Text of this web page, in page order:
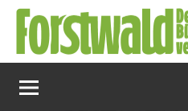
Zum
Inhalt
springen